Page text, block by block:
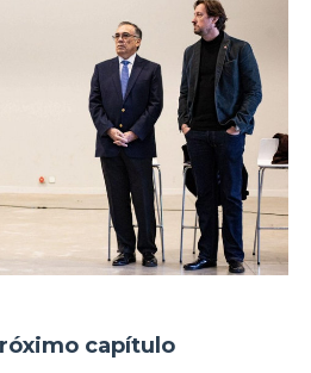
capítulo